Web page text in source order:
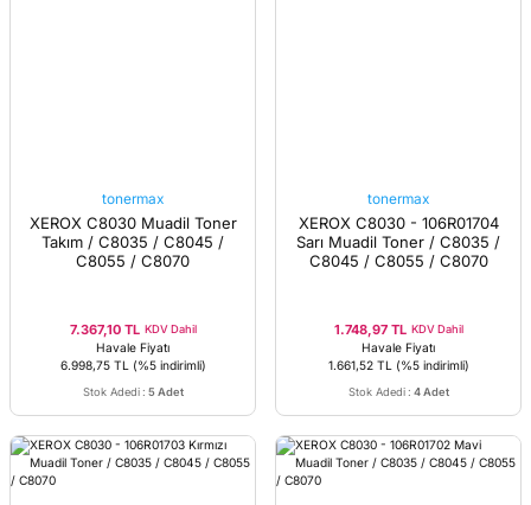
tonermax
XEROX C8030 Muadil Toner
Takım / C8035 / C8045 /
C8055 / C8070
7.367,10 TL KDV Dahil
Havale Fiyatı
6.998,75 TL
(%5 indirimli)
Stok Adedi : 5 Adet
tonermax
XEROX C8030 - 106R01704
Sarı Muadil Toner / C8035 /
C8045 / C8055 / C8070
1.748,97 TL KDV Dahil
Havale Fiyatı
1.661,52 TL
(%5 indirimli)
Stok Adedi : 4 Adet